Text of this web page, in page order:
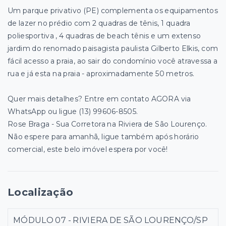
Um parque privativo (PE) complementa os equipamentos
de lazer no prédio com 2 quadras de tênis, 1 quadra
poliesportiva , 4 quadras de beach tênis e um extenso
jardim do renomado paisagista paulista Gilberto Elkis, com
fácil acesso a praia, ao sair do condomínio você atravessa a
rua e já esta na praia - aproximadamente 50 metros.
Quer mais detalhes? Entre em contato AGORA via
WhatsApp ou ligue (13) 99606-8505.
Rose Braga - Sua Corretora na Riviera de São Lourenço.
Não espere para amanhã, ligue também após horário
comercial, este belo imóvel espera por você!
Localização
MÓDULO 07 - RIVIERA DE SÃO LOURENÇO/SP